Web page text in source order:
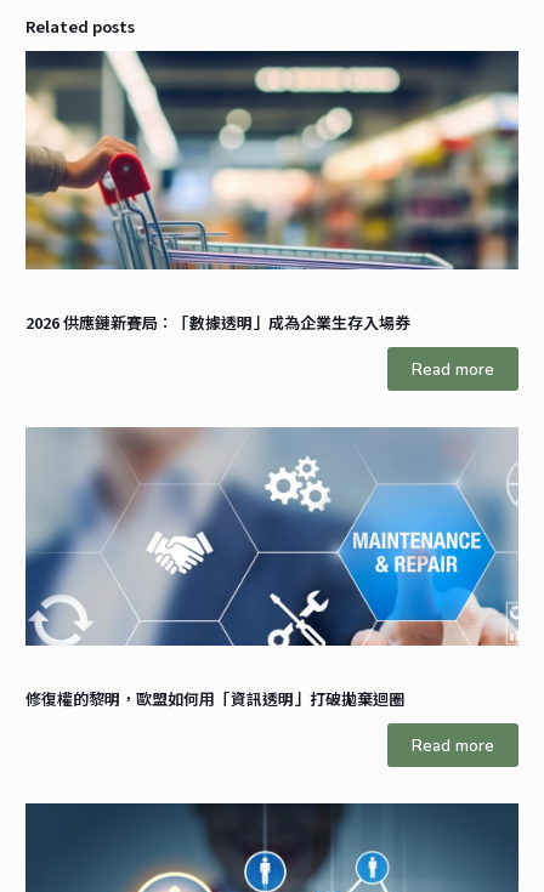
Related posts
2026 供應鏈新賽局：「數據透明」成為企業生存入場券
Read more
修復權的黎明，歐盟如何用「資訊透明」打破拋棄迴圈
Read more